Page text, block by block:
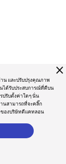
close
น และปรับปรุงคุณภาพ
ได้รับประสบการณ์ที่ดีบน
ปรับตั้งค่าใดๆ นั่น
นสามารถที่จะคลิ๊ก
ของบริษัทดีแคทลอน